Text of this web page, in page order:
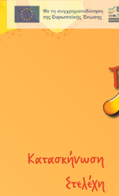
Κατασκήνωση
Στελέχη